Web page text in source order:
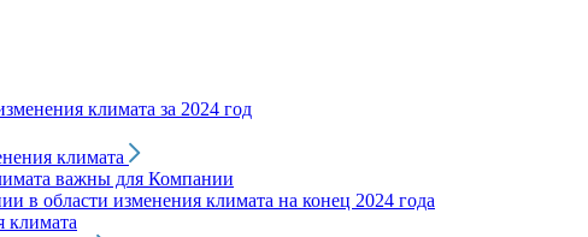
климата за 2024 год
климата
важны для Компании
в области изменения климата на конец 2024 года
климата